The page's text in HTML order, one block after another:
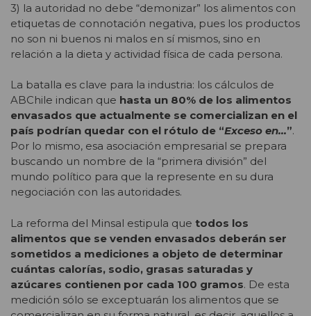
3) la autoridad no debe “demonizar” los alimentos con
etiquetas de connotación negativa, pues los productos
no son ni buenos ni malos en sí mismos, sino en
relación a la dieta y actividad física de cada persona.
La batalla es clave para la industria: los cálculos de
ABChile indican que hasta un 80% de los alimentos
envasados que actualmente se comercializan en el
país podrían quedar con el rótulo de “Exceso en…”.
Por lo mismo, esa asociación empresarial se prepara
buscando un nombre de la “primera división” del
mundo político para que la represente en su dura
negociación con las autoridades.
La reforma del Minsal estipula que todos los
alimentos que se venden envasados deberán ser
sometidos a mediciones a objeto de determinar
cuántas calorías, sodio, grasas saturadas y
azúcares contienen por cada 100 gramos. De esta
medición sólo se exceptuarán los alimentos que se